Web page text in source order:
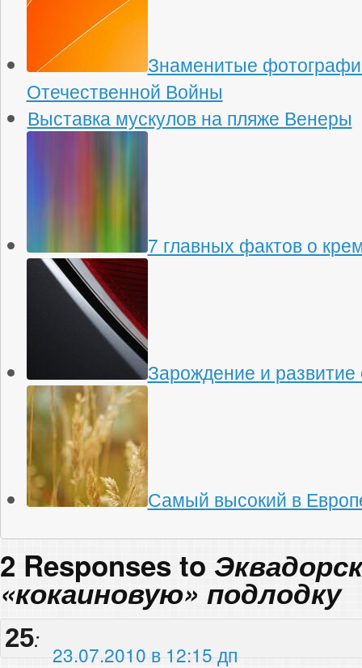
Знаменитые
Отечественной Войны
Выставка мускулов на пляже Венеры
7 главных фактов о
Зарождение и
Самый высокий в
2 Responses to
«кокаиновую» подлодку
25:
23.07.2010 в 12:15 дп